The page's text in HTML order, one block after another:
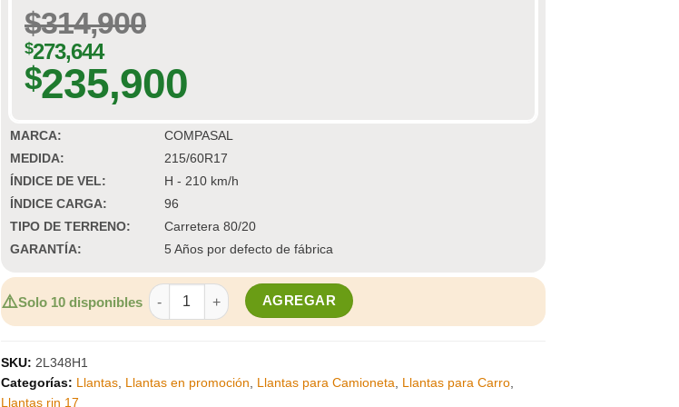
MARCA:
COMPASAL
MEDIDA:
215/60R17
ÍNDICE DE VEL:
H - 210 km/h
ÍNDICE CARGA:
96
TIPO DE TERRENO:
Carretera 80/20
GARANTÍA:
5 Años por defecto de fábrica
$314,900
$273,644
$235,900
⚠️Solo 10 disponibles
LLANTA RIN 17 COMPASAL 215/60R17 96H CITI WALKER cantidad
AGREGAR
SKU: 2L348H1
Categorías: Llantas Llantas en promoción Llantas para Camioneta Llantas para Carro
Llantas rin 17